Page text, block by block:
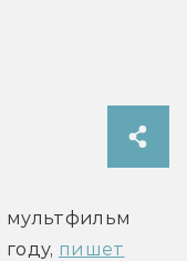
мультфильм
пишет